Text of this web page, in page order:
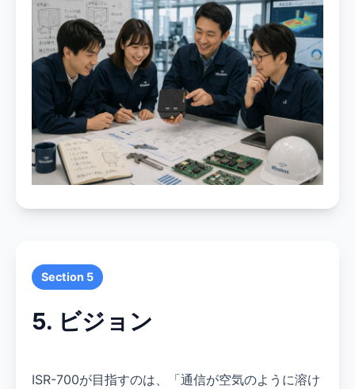
Section 5
5. ビジョン
ISR-700が目指すのは、「通信が空気のように溶け